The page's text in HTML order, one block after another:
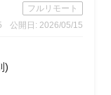
フルリモート
公開日: 2026/05/15
)